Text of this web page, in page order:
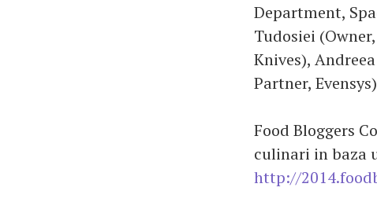
Department,
Tudosiei
Knives),
Partner,
Food Bloggers
culinari in baza
http://